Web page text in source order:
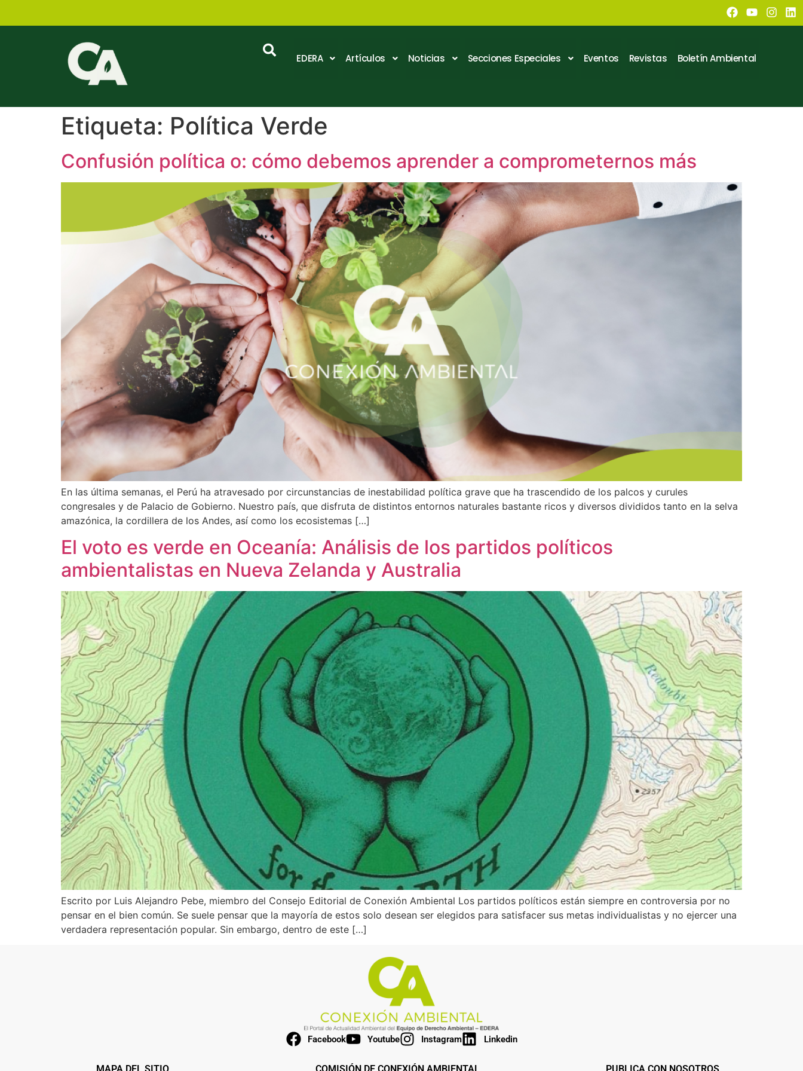
EDERA Artículos Noticias Secciones Especiales Eventos Revistas Boletín Ambiental
Etiqueta: Política Verde
Confusión política o: cómo debemos aprender a comprometernos más
En las última semanas, el Perú ha atravesado por circunstancias de inestabilidad política grave que ha trascendido de los palcos y curules
congresales y de Palacio de Gobierno. Nuestro país, que disfruta de distintos entornos naturales bastante ricos y diversos divididos tanto en la selva
amazónica, la cordillera de los Andes, así como los ecosistemas […]
El voto es verde en Oceanía: Análisis de los partidos políticos
ambientalistas en Nueva Zelanda y Australia
Escrito por Luis Alejandro Pebe, miembro del Consejo Editorial de Conexión Ambiental Los partidos políticos están siempre en controversia por no
pensar en el bien común. Se suele pensar que la mayoría de estos solo desean ser elegidos para satisfacer sus metas individualistas y no ejercer una
verdadera representación popular. Sin embargo, dentro de este […]
Facebook Youtube Instagram Linkedin